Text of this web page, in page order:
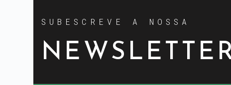
SUBESCREVE A NOSSA